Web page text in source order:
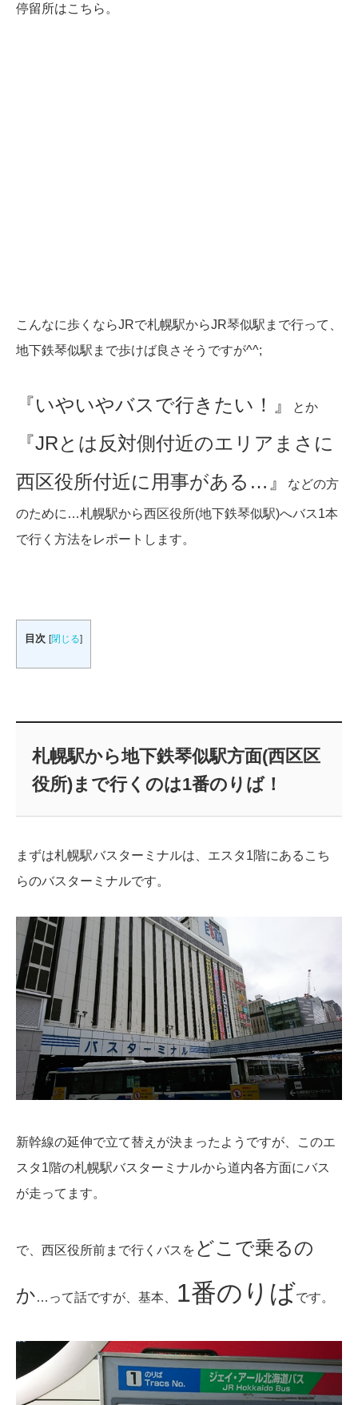
停留所はこちら。
こんなに歩くならJRで札幌駅からJR琴似駅まで行って、
地下鉄琴似駅まで歩けば良さそうですが^^;
『いやいやバスで行きたい！』 とか
『JRとは反対側付近のエリアまさに
西区役所付近に用事がある…』
などの方
のために…札幌駅から西区役所(地下鉄琴似駅)へバス1本
で行く方法をレポートします。
目次 [閉じる]
札幌駅から地下鉄琴似駅方面(西区区
役所)まで行くのは1番のりば！
まずは札幌駅バスターミナルは、エスタ1階にあるこち
らのバスターミナルです。
新幹線の延伸で立て替えが決まったようですが、このエ
スタ1階の札幌駅バスターミナルから道内各方面にバス
が走ってます。
で、西区役所前まで行くバスを どこで乗るの
か…って話ですが、基本、 1番のりばです。